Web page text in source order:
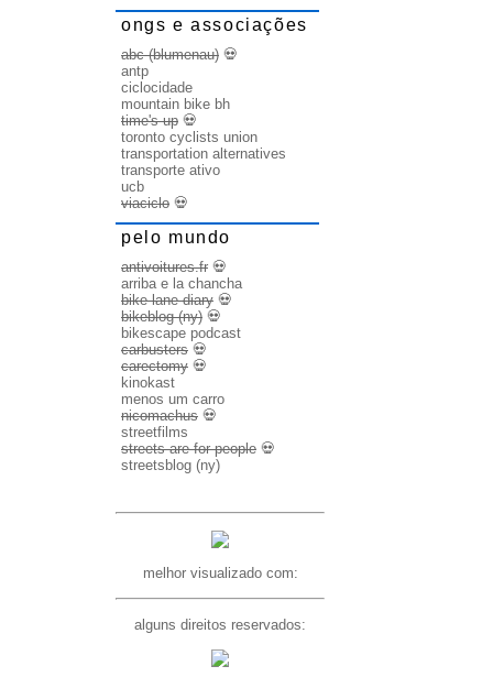
ongs e associações
abc (blumenau) 💀
antp
ciclocidade
mountain bike bh
time's up 💀
toronto cyclists union
transportation alternatives
transporte ativo
ucb
viaciclo 💀
pelo mundo
antivoitures.fr 💀
arriba e la chancha
bike lane diary 💀
bikeblog (ny) 💀
bikescape podcast
carbusters 💀
carectomy 💀
kinokast
menos um carro
nicomachus 💀
streetfilms
streets are for people 💀
streetsblog (ny)
melhor visualizado com:
alguns direitos reservados: